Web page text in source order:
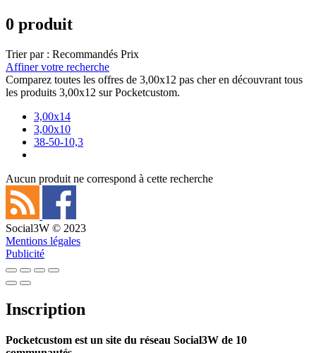
0 produit
Trier par : Recommandés Prix
Affiner votre recherche
Comparez toutes les offres de 3,00x12 pas cher en découvrant tous
les produits 3,00x12 sur Pocketcustom.
3,00x14
3,00x10
38-50-10,3
Aucun produit ne correspond à cette recherche
Social3W © 2023
Mentions légales
Publicité
Inscription
Pocketcustom est un site du réseau Social3W de 10